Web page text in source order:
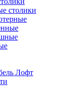
столики
Лофт